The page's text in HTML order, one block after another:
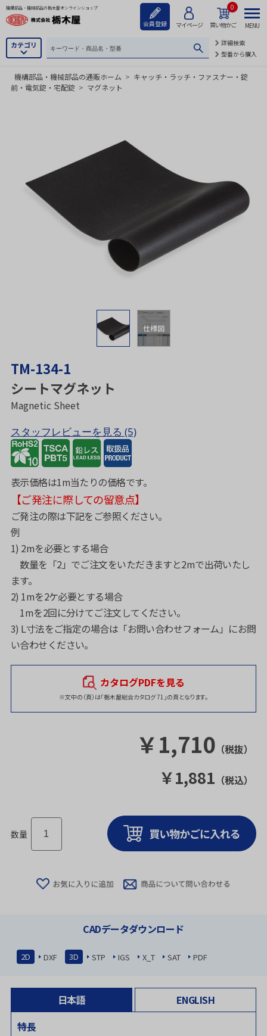
機構部品・機械部品の栃木屋オンラインショップ
会員登録 マイページ 買い物かご
0
カテゴリ
詳細検索
型番から購入
MENU
機構部品・機械部品の通販ホーム > キャッチ・ラッチ・ファスナー・錠
前・電気錠・宅配錠 > マグネット
仕様図
TM-134-1
シートマグネット
Magnetic Sheet
スタッフレビューを見る (5)
表示価格は1m当たりの価格です。
【ご発注に際しての留意点】
ご発注の際は下記をご参照ください。
例
1) 2mを必要とする場合
数量を「2」でご注文をいただきますと2mで出荷いたし
ます。
2) 1mを2ケ必要とする場合
1mを2回に分けてご注文してください。
3) L寸法をご指定の場合は 「お問い合わせフォーム」 にお問
い合わせください。
カタログPDFを見る
※文中の（頁）は「栃木屋総合カタログ 71」の頁となります。
￥1,710 （税抜）
￥1,881 （税込）
数量
CADデータダウンロード
2D DXF 3D STP IGS X_T SAT PDF
日本語
ENGLISH
特長